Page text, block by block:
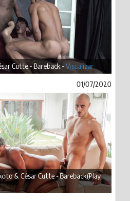
Cutte - Bareback -Visualizar
01/07/2020
& César Cutte - Bareback(Play